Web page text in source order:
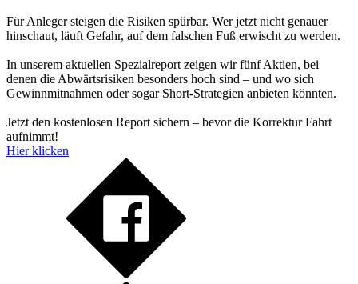
Für Anleger steigen die Risiken spürbar. Wer jetzt nicht genauer
hinschaut, läuft Gefahr, auf dem falschen Fuß erwischt zu werden.
In unserem aktuellen Spezialreport zeigen wir fünf Aktien, bei
denen die Abwärtsrisiken besonders hoch sind – und wo sich
Gewinnmitnahmen oder sogar Short-Strategien anbieten könnten.
Jetzt den kostenlosen Report sichern – bevor die Korrektur Fahrt
aufnimmt!
Hier klicken